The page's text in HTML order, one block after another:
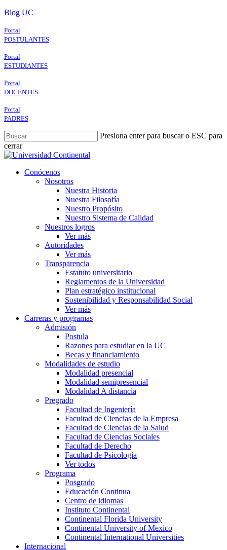
Skip
main
content
Blog UC
Portal
POSTULANTES
Portal
ESTUDIANTES
Portal
DOCENTES
Portal
PADRES
Presiona enter para buscar o ESC para
cerrar
Close
search
Menu
Conócenos
Nosotros
Nuestra Historia
Nuestra Filosofía
Nuestro Propósito
Nuestro Sistema de Calidad
Nuestros logros
Ver más
Autoridades
Ver más
Transparencia
Estatuto universitario
Reglamentos de la Universidad
Plan estratégico institucional
Sostenibilidad y Responsabilidad Social
Ver más
Carreras y programas
Admisión
Postula
Razones para estudiar en la UC
Becas y financiamiento
Modalidades de estudio
Modalidad presencial
Modalidad semipresencial
Modalidad A distancia
Pregrado
Facultad de Ingeniería
Facultad de Ciencias de la Empresa
Facultad de Ciencias de la Salud
Facultad de Ciencias Sociales
Facultad de Derecho
Facultad de Psicología
Ver todos
Programa
Posgrado
Educación Continua
Centro de idiomas
Instituto Continental
Continental Florida University
Continental University of Mexico
Continental International Universities
Internacional